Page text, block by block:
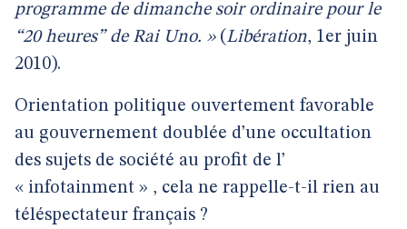
programme de dimanche soir ordinaire pour le
“20 heures” de Rai Uno. »(Libération, 1er juin
2010).
Orientation politique ouvertement favorable
au gouvernement doublée d’une occultation
des sujets de société au profit de l’
« infotainment » , cela ne rappelle-t-il rien au
téléspectateur français ?